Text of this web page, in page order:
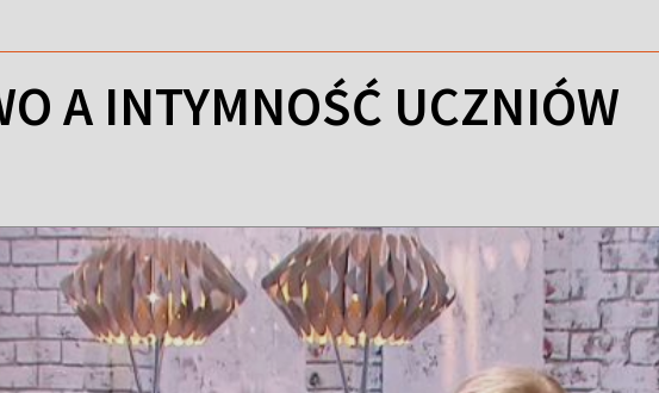
A INTYMNOŚĆ UCZNIÓW